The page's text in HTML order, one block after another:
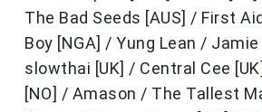
The Bad Seeds [AUS] / First
Boy [NGA] / Yung Lean / Jamie
slowthai [UK] / Central Cee
[NO] / Amason / The Tallest